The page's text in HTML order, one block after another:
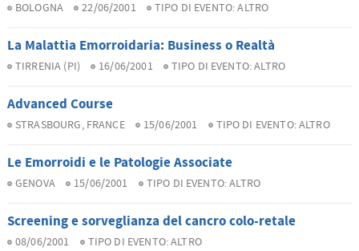
BOLOGNA 22/06/2001 TIPO DI EVENTO:ALTRO
La Malattia Emorroidaria: Business o Realtà
TIRRENIA (PI) 16/06/2001 TIPO DI EVENTO:ALTRO
Advanced Course
STRASBOURG, FRANCE 15/06/2001 TIPO DI EVENTO:ALTRO
Le Emorroidi e le Patologie Associate
GENOVA 15/06/2001 TIPO DI EVENTO:ALTRO
Screening e sorveglianza del cancro colo-retale
08/06/2001 TIPO DI EVENTO:ALTRO